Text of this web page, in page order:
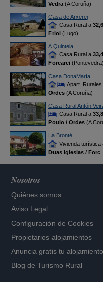
Vedra(A Coruña)
Casa de Arxerei
Casa Rural a
Friol(Lugo)
A Quintela
Casa Rural a
Forcarei(Pontevedra)
Casa DonaMaría
Apart. Rurales
Ordes(A Coruña)
Casa Rural Antón
Casa Rural a
Poulo / Ordes(A
La Bronté
Vivienda turística
Duas Iglesias / Forc
Nosotros
Quiénes somos
Aviso Legal
Configuración de Cookies
Propietarios alojamientos
Anuncia gratis tu alojamiento
Blog de Turismo Rural